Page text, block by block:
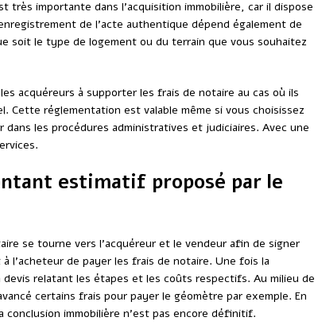
très importante dans l’acquisition immobilière, car il dispose
de l’acte authentique dépend également de
soit le type de logement ou du terrain que vous souhaitez
acquéreurs à supporter les frais de notaire au cas où ils
Cette réglementation est valable même si vous choisissez
dans les procédures administratives et judiciaires. Avec une
estimatif proposé par le
se tourne vers l’acquéreur et le vendeur afin de signer
l’acheteur de payer les frais de notaire. Une fois la
relatant les étapes et les coûts respectifs. Au milieu de
certains frais pour payer le géomètre par exemple. En
immobilière n’est pas encore définitif.